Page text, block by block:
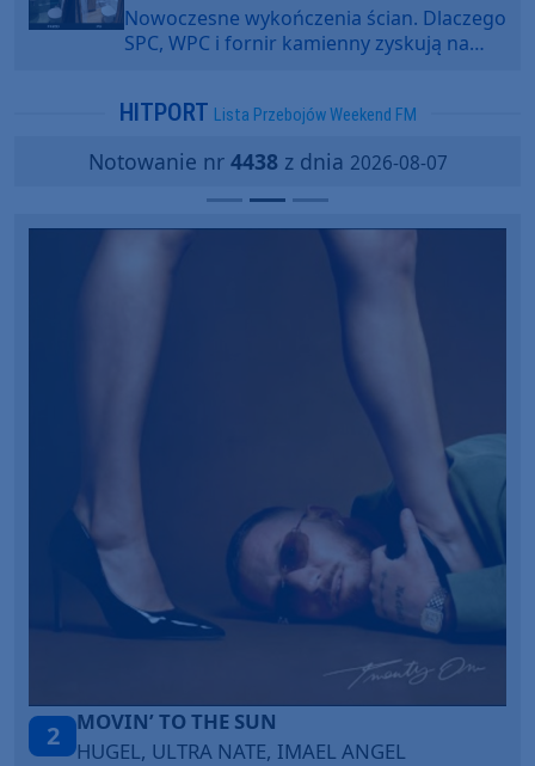
Nowoczesne wykończenia ścian. Dlaczego
SPC, WPC i fornir kamienny zyskują na
HITPORT Lista Przebojów Weekend FM
Notowanie nr 4438z dnia 2026-08-07
3
LEGENDARY LOVERS (SAVE ME)
KATY PERRY & CHIEF KEEF